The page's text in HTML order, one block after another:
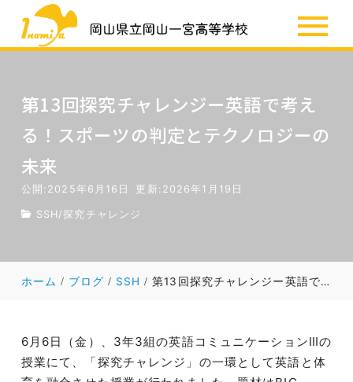
SSH
第13回探究チャレンジー英語で考え
る！スポーツの判定とテクノロジーの
未来
公開:2025年6月16日 更新:2026年1月19日
SSH /探究チャレンジ
ホーム ブログ SSH 第13回探究チャレンジー英語で考える！スポーツの判定とテクノロジーの未来
6月6日（金）、3年3組の英語コミュニケーションⅢの
授業にて、「探究チャレンジ」の一環として英語と体